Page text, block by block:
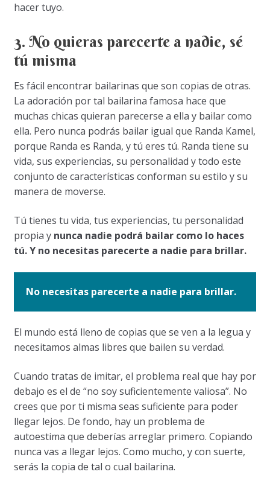
hacer tuyo.
3. No quieras parecerte a nadie, sé
tú misma
Es fácil encontrar bailarinas que son copias de otras.
La adoración por tal bailarina famosa hace que
muchas chicas quieran parecerse a ella y bailar como
ella. Pero nunca podrás bailar igual que Randa Kamel,
porque Randa es Randa, y tú eres tú. Randa tiene su
vida, sus experiencias, su personalidad y todo este
conjunto de características conforman su estilo y su
manera de moverse.
Tú tienes tu vida, tus experiencias, tu personalidad
propia y nunca nadie podrá bailar como lo haces
tú. Y no necesitas parecerte a nadie para brillar.
No necesitas parecerte a nadie para brillar.
El mundo está lleno de copias que se ven a la legua y
necesitamos almas libres que bailen su verdad.
Cuando tratas de imitar, el problema real que hay por
debajo es el de “no soy suficientemente valiosa”. No
crees que por ti misma seas suficiente para poder
llegar lejos. De fondo, hay un problema de
autoestima que deberías arreglar primero. Copiando
nunca vas a llegar lejos. Como mucho, y con suerte,
serás la copia de tal o cual bailarina.